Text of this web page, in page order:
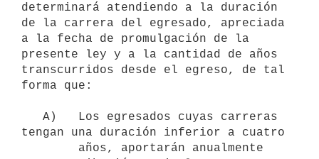
determinará atendiendo a la duración
de la carrera del egresado, apreciada
a la fecha de promulgación de la
presente ley y a la cantidad de años
transcurridos desde el egreso, de tal
forma que:
tengan una duración inferior a cuatro